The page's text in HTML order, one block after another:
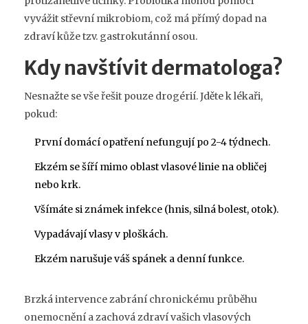
vyvážit střevní mikrobiom, což má přímý dopad na
zdraví kůže tzv. gastrokutánní osou.
Kdy navštívit dermatologa?
Nesnažte se vše řešit pouze drogérií. Jděte k lékaři,
pokud:
První domácí opatření nefungují po 2-4 týdnech.
Ekzém se šíří mimo oblast vlasové linie na obličej
nebo krk.
Všímáte si známek infekce (hnis, silná bolest, otok).
Vypadávají vlasy v ploškách.
Ekzém narušuje váš spánek a denní funkce.
Brzká intervence zabrání chronickému průběhu
onemocnění a zachová zdraví vašich vlasových